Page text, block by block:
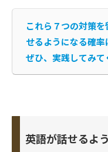
これら ７つの対策
せるようになる確率
ぜひ、実践してみて
英語が話せるよ